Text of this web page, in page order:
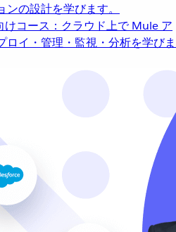
の設計を学びます。
けコース：クラウド上で Mule ア
ロイ・管理・監視・分析を学びま